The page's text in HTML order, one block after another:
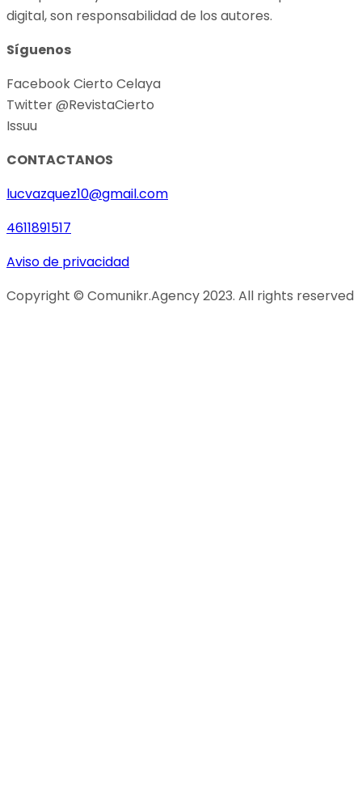
digital, son responsabilidad de los autores.
Síguenos
Facebook Cierto Celaya
Twitter @RevistaCierto
Issuu
CONTACTANOS
lucvazquez10@gmail.com
4611891517
Aviso de privacidad
Copyright © Comunikr.Agency 2023. All rights reserved